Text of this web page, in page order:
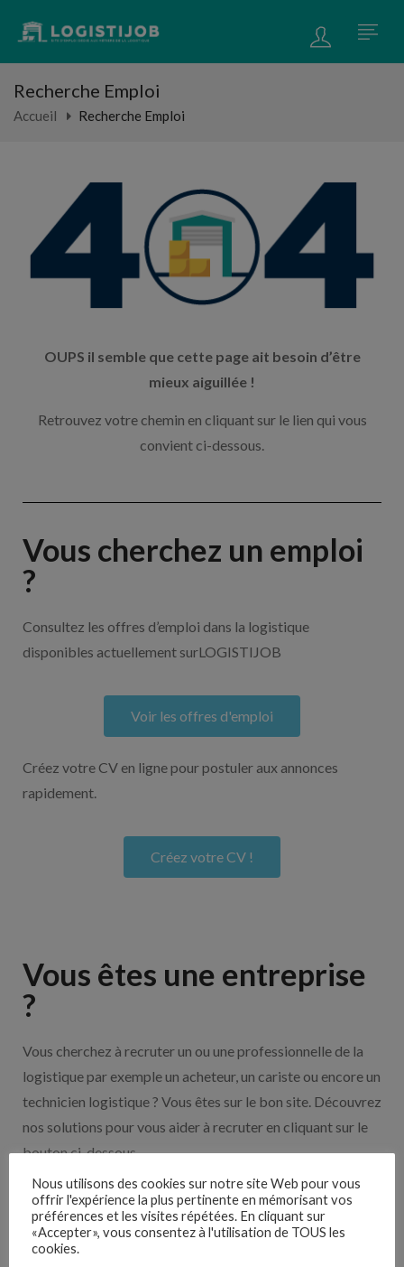
Recherche Emploi
Accueil Recherche Emploi
OUPS il semble que cette page ait besoin d’être
mieux aiguillée !
Retrouvez votre chemin en cliquant sur le lien qui vous
convient ci-dessous.
Vous cherchez un emploi
?
Consultez les offres d’emploi dans la logistique
disponibles actuellement surLOGISTIJOB
Voir les offres d'emploi
Créez votre CV en ligne pour postuler aux annonces
rapidement.
Créez votre CV !
Vous êtes une entreprise
?
Vous cherchez à recruter un ou une professionnelle de la
logistique par exemple un acheteur, un cariste ou encore un
technicien logistique ? Vous êtes sur le bon site. Découvrez
nos solutions pour vous aider à recruter en cliquant sur le
bouton ci-dessous.
Nos solutions entreprises
Nous utilisons des cookies sur notre site Web pour vous
offrir l'expérience la plus pertinente en mémorisant vos
préférences et les visites répétées. En cliquant sur
«Accepter», vous consentez à l'utilisation de TOUS les
cookies.